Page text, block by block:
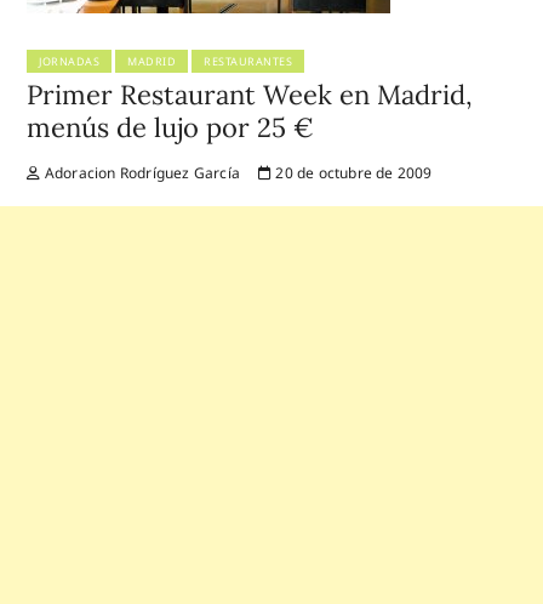
JORNADAS MADRID RESTAURANTES
Primer Restaurant Week en Madrid,
menús de lujo por 25 €
Adoracion Rodríguez García 20 de octubre de 2009